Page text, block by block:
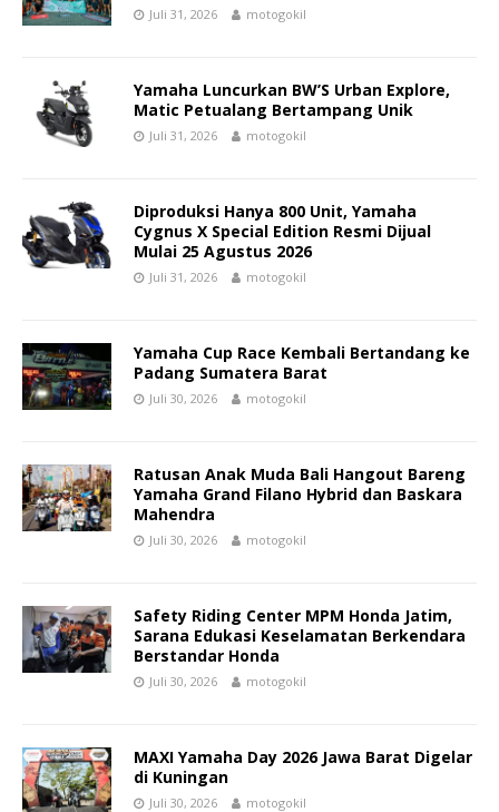
Juli 31, 2026 motogokil
Yamaha Luncurkan BW’S Urban Explore,
Matic Petualang Bertampang Unik
Juli 31, 2026 motogokil
Diproduksi Hanya 800 Unit, Yamaha
Cygnus X Special Edition Resmi Dijual
Mulai 25 Agustus 2026
Juli 31, 2026 motogokil
Yamaha Cup Race Kembali Bertandang ke
Padang Sumatera Barat
Juli 30, 2026 motogokil
Ratusan Anak Muda Bali Hangout Bareng
Yamaha Grand Filano Hybrid dan Baskara
Mahendra
Juli 30, 2026 motogokil
Safety Riding Center MPM Honda Jatim,
Sarana Edukasi Keselamatan Berkendara
Berstandar Honda
Juli 30, 2026 motogokil
MAXI Yamaha Day 2026 Jawa Barat Digelar
di Kuningan
Juli 30, 2026 motogokil